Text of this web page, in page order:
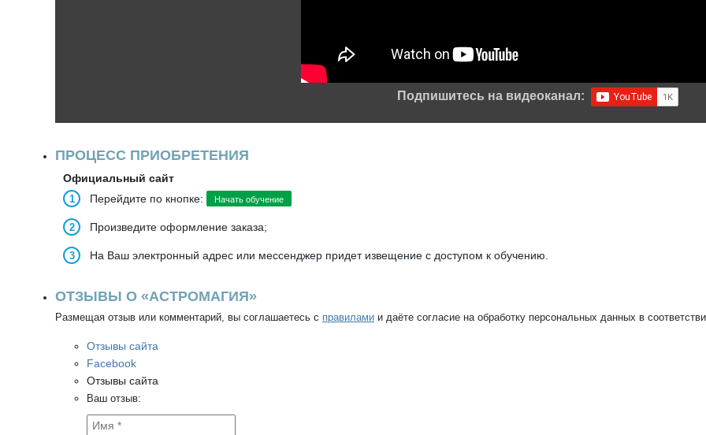
Подпишитесь на видеоканал:
ПРОЦЕСС ПРИОБРЕТЕНИЯ
Официальный сайт
Перейдите по кнопке:
Начать обучение
Произведите оформление заказа;
На Ваш электронный адрес или мессенджер придет извещение с доступом к обучению.
ОТЗЫВЫ О «АСТРОМАГИЯ»
Размещая отзыв или комментарий, вы соглашаетесь с правилами и даёте согласие на обработку персональных данных в
Отзывы сайта
Facebook
Отзывы сайта
Ваш отзыв: